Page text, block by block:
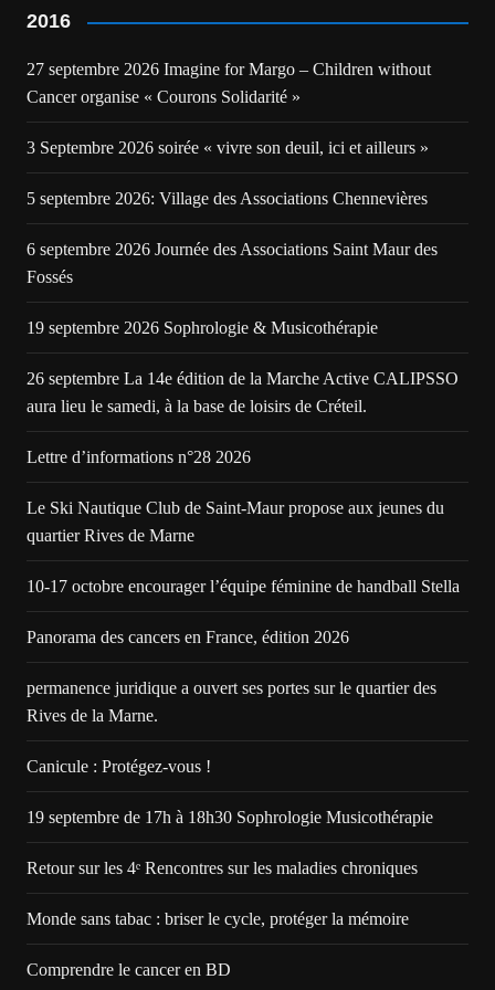
2016
27 septembre 2026 Imagine for Margo – Children without
Cancer organise « Courons Solidarité »
3 Septembre 2026 soirée « vivre son deuil, ici et ailleurs »
5 septembre 2026: Village des Associations Chennevières
6 septembre 2026 Journée des Associations Saint Maur des
Fossés
19 septembre 2026 Sophrologie & Musicothérapie
26 septembre La 14e édition de la Marche Active CALIPSSO
aura lieu le samedi, à la base de loisirs de Créteil.
Lettre d’informations n°28 2026
Le Ski Nautique Club de Saint-Maur propose aux jeunes du
quartier Rives de Marne
10-17 octobre encourager l’équipe féminine de handball Stella
Panorama des cancers en France, édition 2026
permanence juridique a ouvert ses portes sur le quartier des
Rives de la Marne.
Canicule : Protégez-vous !
19 septembre de 17h à 18h30 Sophrologie Musicothérapie
Retour sur les 4ᵉ Rencontres sur les maladies chroniques
Monde sans tabac : briser le cycle, protéger la mémoire
Comprendre le cancer en BD